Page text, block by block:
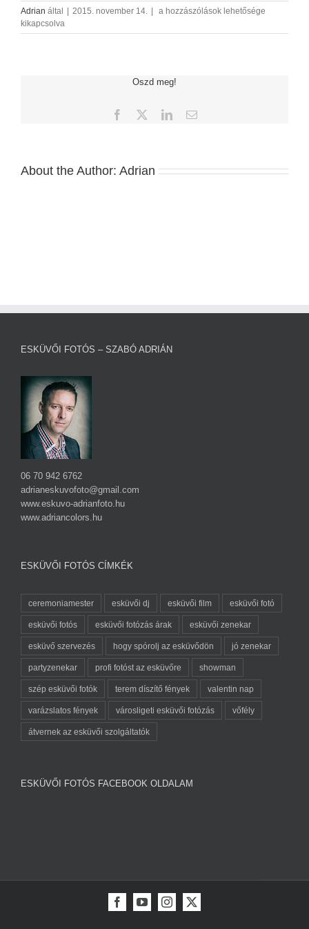
Adrian által | 2015. november 14. |
07
a hozzászólások lehetősége
kikapcsolva
Oszd meg!
Facebook LinkedInEmail:
About the Author: Adrian
ESKÜVŐI FOTÓS – SZABÓ ADRIÁN
06 70 942 6762
adrianeskuvofoto@gmail.com
www.eskuvo-adrianfoto.hu
www.adriancolors.hu
ESKÜVŐI FOTÓS CÍMKÉK
ceremoniamester esküvői dj esküvői film esküvői fotó
esküvői fotós esküvői fotózás árak esküvői zenekar
esküvő szervezés hogy spórolj az esküvődön jó zenekar
partyzenekar profi fotóst az esküvőre showman
szép esküvői fotók terem díszítő fények valentin nap
varázslatos fények városligeti esküvői fotózás vőfély
átvernek az esküvői szolgáltatók
ESKÜVŐI FOTÓS FACEBOOK OLDALAM
FacebookYouTubeInstagram
X